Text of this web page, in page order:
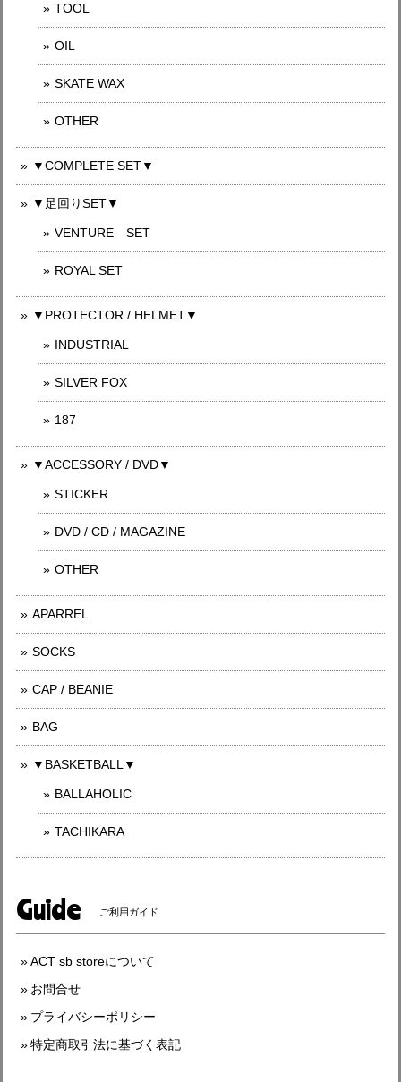
TOOL
OIL
SKATE WAX
OTHER
▼COMPLETE SET▼
▼足回りSET▼
VENTURE SET
ROYAL SET
▼PROTECTOR / HELMET▼
INDUSTRIAL
SILVER FOX
187
▼ACCESSORY / DVD▼
STICKER
DVD / CD / MAGAZINE
OTHER
APARREL
SOCKS
CAP / BEANIE
BAG
▼BASKETBALL▼
BALLAHOLIC
TACHIKARA
Guide ご利用ガイド
ACT sb storeについて
お問合せ
プライバシーポリシー
特定商取引法に基づく表記